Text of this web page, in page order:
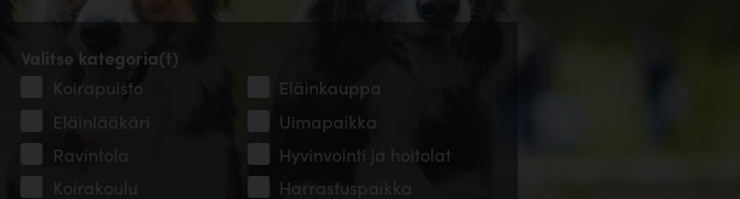
Valitse kategoria(t)
Koirapuisto
Eläinkauppa
Eläinlääkäri
Uimapaikka
Ravintola
Hyvinvointi ja hoitolat
Koirakoulu
Harrastuspaikka